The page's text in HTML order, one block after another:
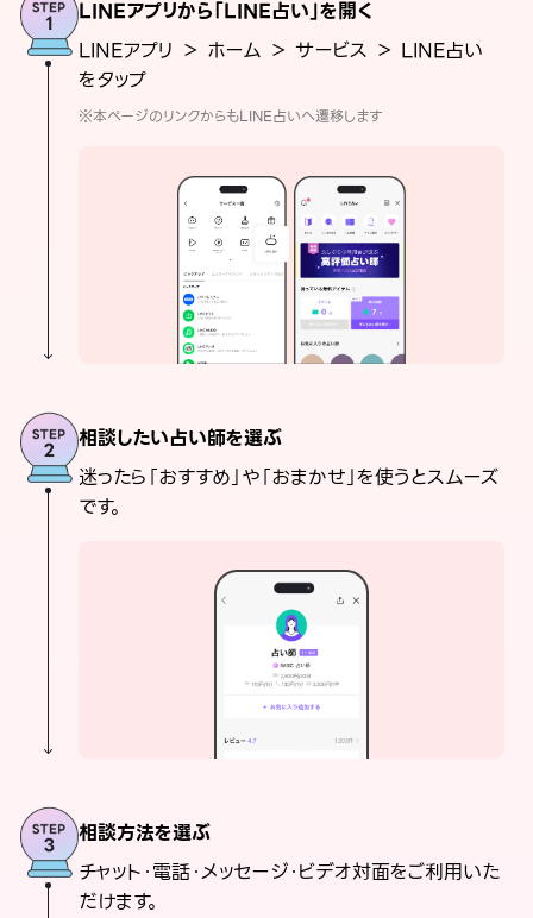
LINEアプリから「LINE占い」を開く
LINEアプリ ＞ ホーム ＞ サービス ＞ LINE占い
をタップ
※本ページのリンクからもLINE占いへ遷移します
相談したい占い師を選ぶ
迷ったら「おすすめ」や「おまかせ」を使うとスムーズ
です。
相談方法を選ぶ
チャット・電話・メッセージ・ビデオ対面をご利用いた
だけます。